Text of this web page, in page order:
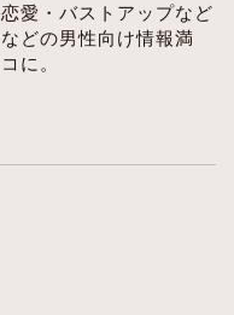
愛・バストアップなど
どの男性向け情報満
に。